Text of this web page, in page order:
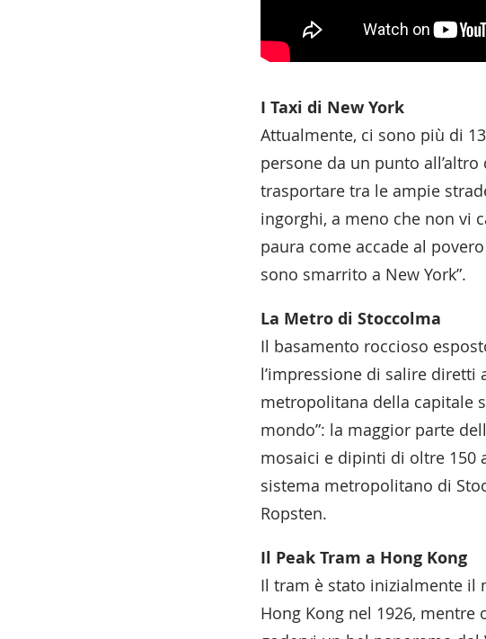
I Taxi di New York
Attualmente, ci sono più di
persone da un punto all’altro
trasportare tra le ampie
ingorghi, a meno che non vi
paura come accade al
sono smarrito a New York”.
La Metro di Stoccolma
Il basamento roccioso
l’impressione di salire diretti
metropolitana della capitale
mondo”: la maggior parte
mosaici e dipinti di oltre 150
sistema metropolitano di
Ropsten.
Il Peak Tram a Hong Kong
Il tram è stato inizialmente il
Hong Kong nel 1926, mentre